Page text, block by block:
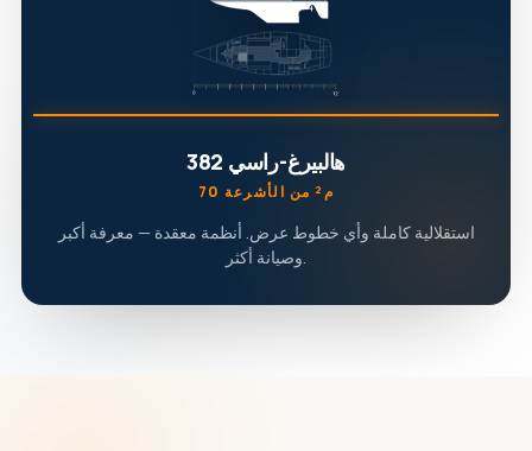
هالبيرغ-راسي 382
70 م² من الأشرعة
استقلالية كاملة وأي خطوط عرض. أنظمة معقدة — معرفة أكبر
وصيانة أكثر.